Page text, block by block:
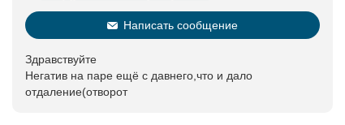
Написать сообщение
Здравствуйте
Негатив на паре ещё с давнего,что и дало
отдаление(отворот